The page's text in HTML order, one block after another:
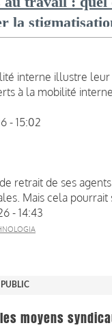
interne illustre
à la mobilité
- 15:02
retrait de ses
Mais cela pourrait
- 14:43
moyens